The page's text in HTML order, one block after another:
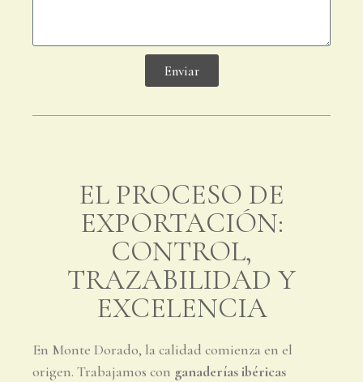
Enviar
EL PROCESO DE
EXPORTACIÓN:
CONTROL,
TRAZABILIDAD Y
EXCELENCIA
En Monte Dorado, la calidad comienza en el
origen. Trabajamos con ganaderías ibéricas